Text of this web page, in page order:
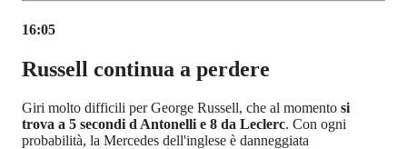
16:05
Russell continua a perdere
Giri molto difficili per George Russell, che al momento si
trova a 5 secondi d Antonelli e 8 da Leclerc. Con ogni
probabilità, la Mercedes dell'inglese è danneggiata